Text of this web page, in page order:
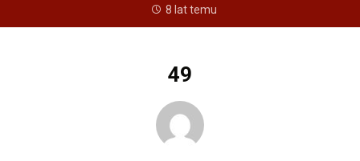
8 lat temu
49